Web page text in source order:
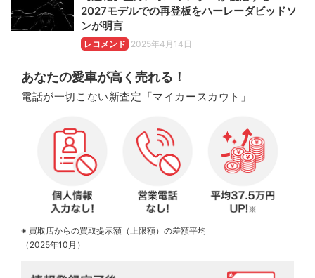
2027モデルでの再登板をハーレーダビッドソ
ンが明言
レコメンド 2025年4月14日
あなたの愛車が高く売れる！
電話が一切こない新査定「マイカースカウト」
※ 買取店からの買取提示額（上限額）の差額平均
（2025年10月）